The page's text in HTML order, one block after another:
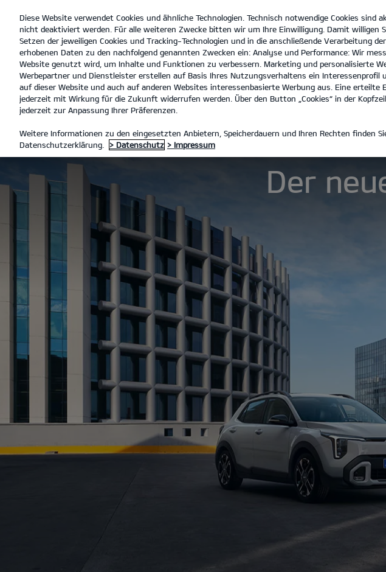
open
menu
Ernst Dello GmbH &
Der neue Kia Stonic Entdecken Technische Daten
MODELLE
Der
Diese Website verwendet Cookies und ähnliche Technologien. Technisch notwendige Cookies sind
nicht deaktiviert werden. Für alle weiteren Zwecke bitten wir um Ihre Einwilligung. Damit willigen
Setzen der jeweiligen Cookies und Tracking-Technologien und in die anschließende Verarbeitung
erhobenen Daten zu den nachfolgend genannten Zwecken ein: Analyse und Performance: Wir
Website genutzt wird, um Inhalte und Funktionen zu verbessern. Marketing und personalisierte
Werbepartner und Dienstleister erstellen auf Basis Ihres Nutzungsverhaltens ein Interessenprofil
auf dieser Website und auch auf anderen Websites interessenbasierte Werbung aus. Eine erteilte
jederzeit mit Wirkung für die Zukunft widerrufen werden. Über den Button „Cookies“ in der
jederzeit zur Anpassung Ihrer Präferenzen.
Weitere Informationen zu den eingesetzten Anbietern, Speicherdauern und Ihren Rechten finden
Datenschutzerklärung.
> Datenschutz > Impressum